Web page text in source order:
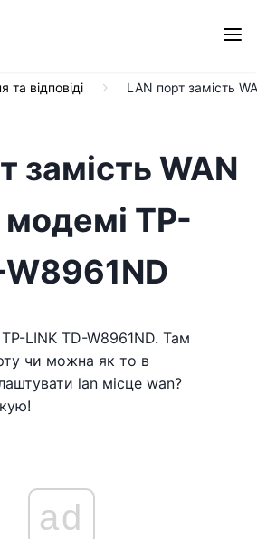
та відповіді LAN порт замість
замість WAN
модемі TP-
LINK TD-W8961ND. Там
чи можна як то в
lan місце wan?
ad